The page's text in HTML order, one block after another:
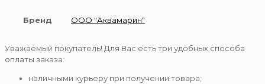
Бренд ООО "Аквамарин"
Уважаемый покупатель! Для Вас есть три удобных способа
оплаты заказа:
наличными курьеру при получении товара;